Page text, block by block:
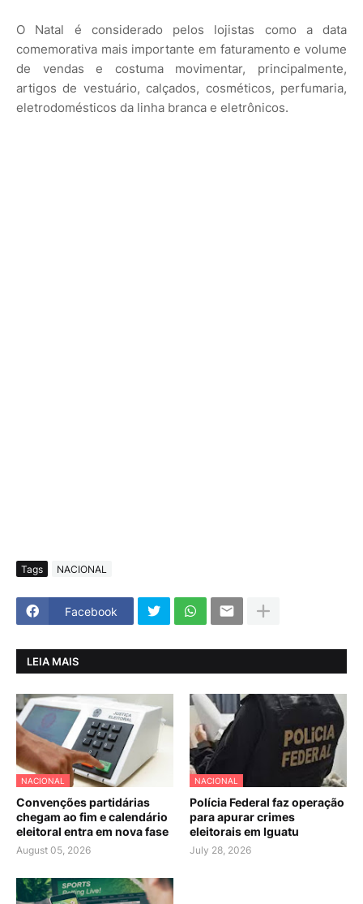
O Natal é considerado pelos lojistas como a data
comemorativa mais importante em faturamento e volume
de vendas e costuma movimentar, principalmente,
artigos de vestuário, calçados, cosméticos, perfumaria,
eletrodomésticos da linha branca e eletrônicos.
Tags NACIONAL
Facebook
LEIA MAIS
NACIONAL
Convenções partidárias
chegam ao fim e calendário
eleitoral entra em nova fase
August 05, 2026
NACIONAL
Polícia Federal faz operação
para apurar crimes
eleitorais em Iguatu
July 28, 2026